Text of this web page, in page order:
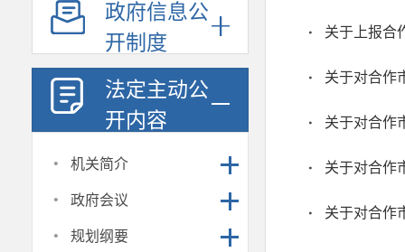
政府信息公
开制度
法定主动公
开内容
· 机关简介
· 政府会议
· 规划纲要
关于上报合
关于对合作
关于对合作
关于对合作